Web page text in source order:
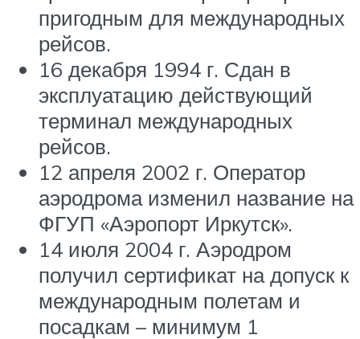
пригодным для международных
рейсов.
16 декабря 1994 г. Сдан в
эксплуатацию действующий
терминал международных
рейсов.
12 апреля 2002 г. Оператор
аэродрома изменил название на
ФГУП «Аэропорт Иркутск».
14 июля 2004 г. Аэродром
получил сертификат на допуск к
международным полетам и
посадкам – минимум 1